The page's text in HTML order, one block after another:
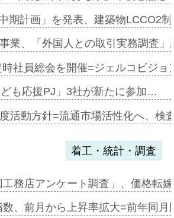
期計画」を発表、建築物LCCO2
業、「外国人との取引実務調査
社員総会を開催=ジェルコビジ
も応援PJ」3社が新たに参加…
活動方針=流通市場活性化へ、検
着工・統計・調査
工務店アンケート調査」、価格転
数、前月から上昇率拡大=前年同